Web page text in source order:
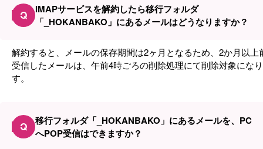
Q
IMAPサービスを解約したら移行フォルダ
「_HOKANBAKO」にあるメールはどうなりますか？
解約すると、メールの保存期間は2ヶ月となるため、2か月以上
受信したメールは、午前4時ごろの削除処理にて削除対象にな
す。
Q
移行フォルダ「_HOKANBAKO」にあるメールを、PC
へPOP受信はできますか？